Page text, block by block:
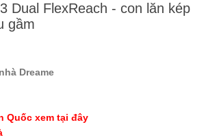
Dual FlexReach - con lăn kép
gầm
Dreame
Quốc xem tại đây